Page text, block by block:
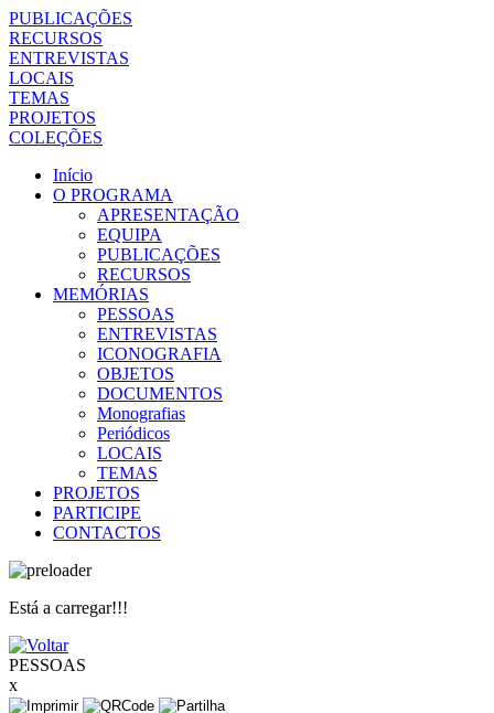
PUBLICAÇÕES
RECURSOS
ENTREVISTAS
LOCAIS
TEMAS
PROJETOS
COLEÇÕES
Início
O PROGRAMA
APRESENTAÇÃO
EQUIPA
PUBLICAÇÕES
RECURSOS
MEMÓRIAS
PESSOAS
ENTREVISTAS
ICONOGRAFIA
OBJETOS
DOCUMENTOS
Monografias
Periódicos
LOCAIS
TEMAS
PROJETOS
PARTICIPE
CONTACTOS
Está a carregar!!!
PESSOAS
x